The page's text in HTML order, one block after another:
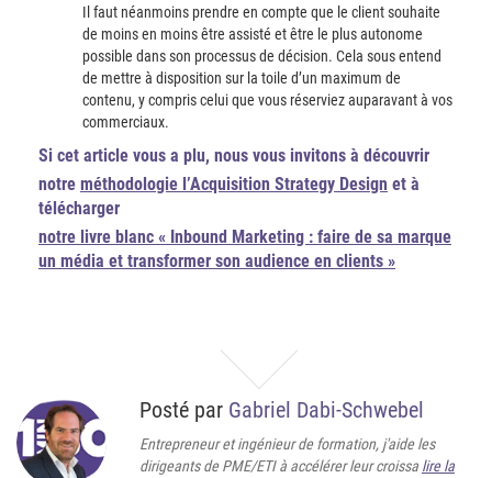
Il faut néanmoins prendre en compte que le client souhaite
de moins en moins être assisté et être le plus autonome
possible dans son processus de décision. Cela sous entend
de mettre à disposition sur la toile d’un maximum de
contenu, y compris celui que vous réserviez auparavant à vos
commerciaux.
Si cet article vous a plu, nous vous invitons à découvrir
notre méthodologie l’Acquisition Strategy Design et à
télécharger
notre livre blanc « Inbound Marketing : faire de sa marque
un média et transformer son audience en clients »
Posté par Gabriel Dabi-Schwebel
Entrepreneur et ingénieur de formation, j'aide les
dirigeants de PME/ETI à accélérer leur croissa lire la